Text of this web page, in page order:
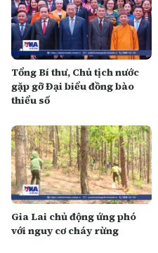
Tổng Bí thư, Chủ tịch nước
gặp gỡ Đại biểu đồng bào
thiểu số
Gia Lai chủ động ứng phó
với nguy cơ cháy rừng